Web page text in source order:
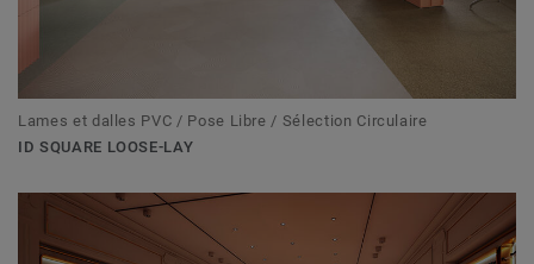
Lames et dalles PVC / Pose Libre / Sélection Circulaire
ID SQUARE LOOSE-LAY